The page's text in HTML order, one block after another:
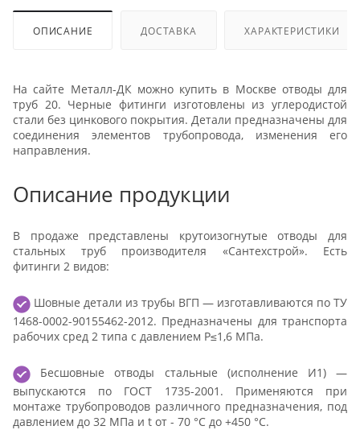
ОПИСАНИЕ ДОСТАВКА ХАРАКТЕРИСТИКИ
На сайте Металл-ДК можно купить в Москве отводы для
труб 20. Черные фитинги изготовлены из углеродистой
стали без цинкового покрытия. Детали предназначены для
соединения элементов трубопровода, изменения его
направления.
Описание продукции
В продаже представлены крутоизогнутые отводы для
стальных труб производителя «Сантехстрой». Есть
фитинги 2 видов:
Шовные детали из трубы ВГП — изготавливаются по ТУ
1468-0002-90155462-2012. Предназначены для транспорта
рабочих сред 2 типа с давлением Р≤1,6 МПа.
Бесшовные отводы стальные (исполнение И1) —
выпускаются по ГОСТ 1735-2001. Применяются при
монтаже трубопроводов различного предназначения, под
давлением до 32 МПа и t от - 70 °С до +450 °С.